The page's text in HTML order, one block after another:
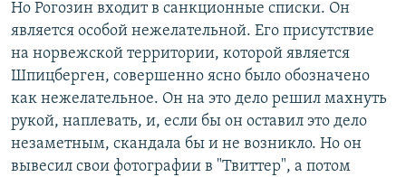
Но Рогозин входит в санкционные списки. Он
является особой нежелательной. Его присутствие
на норвежской территории, которой является
Шпицберген, совершенно ясно было обозначено
как нежелательное. Он на это дело решил махнуть
рукой, наплевать, и, если бы он оставил это дело
незаметным, скандала бы и не возникло. Но он
вывесил свои фотографии в "Твиттер", а потом